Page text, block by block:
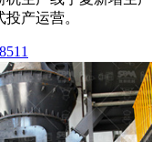
产运营。